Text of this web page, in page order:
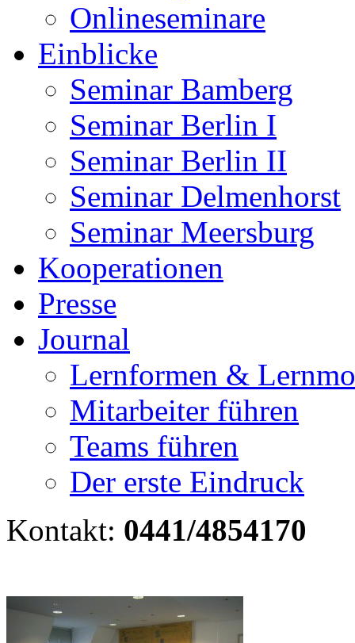
Onlineseminare
Einblicke
Seminar Bamberg
Seminar Berlin I
Seminar Berlin II
Seminar Delmenhorst
Seminar Meersburg
Kooperationen
Presse
Journal
Lernformen &
Mitarbeiter führen
Teams führen
Der erste Eindruck
Kontakt: 0441/4854170